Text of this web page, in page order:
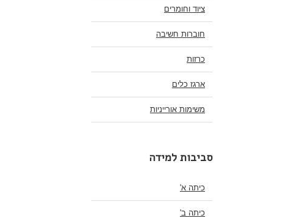
ציוד וחומרים
חוברות חשיבה
כרזות
ארגז כלים
משימות אורייניות
סביבות למידה
כיתה א'
כיתה ב'